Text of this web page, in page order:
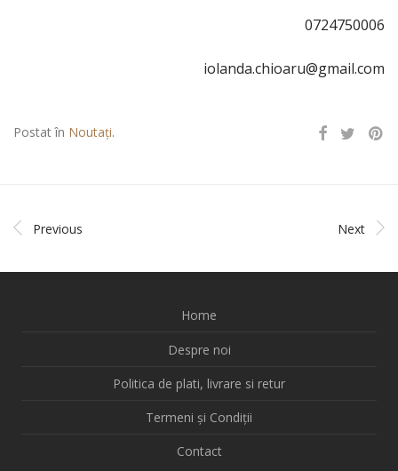
0724750006
iolanda.chioaru@gmail.com
Postat în Noutați.
Previous Next
Home
Despre noi
Politica de plati, livrare si retur
Termeni și Condiții
Contact